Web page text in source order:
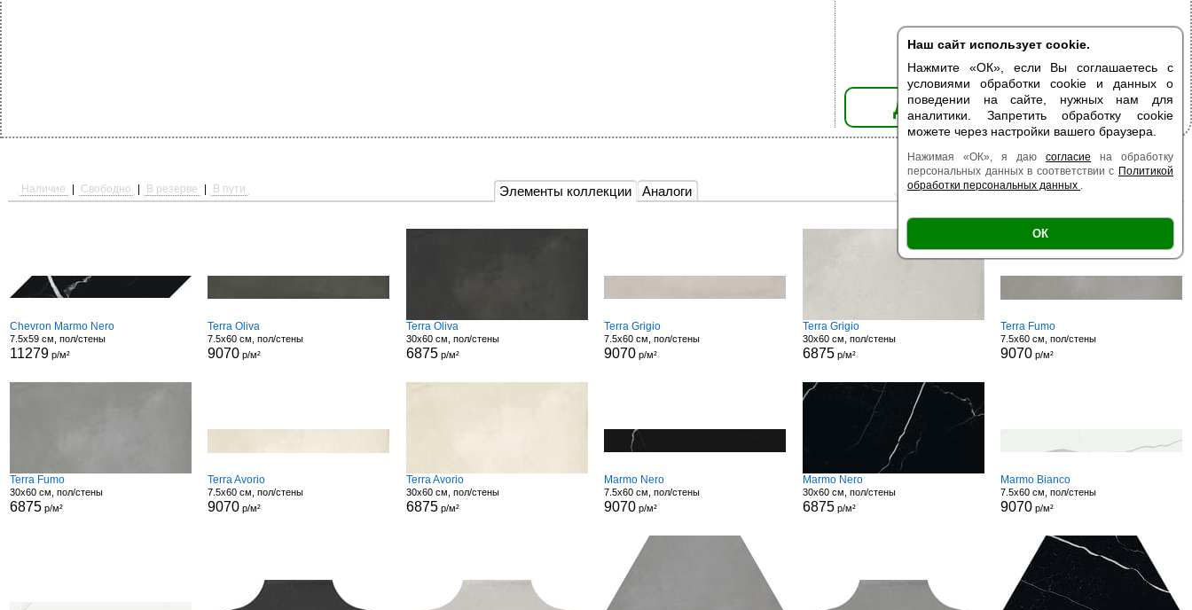
Наш сайт использует cookie.
Нажмите «ОК», если Вы соглашаетесь с
условиями обработки cookie и данных о
поведении на сайте, нужных нам для
аналитики. Запретить обработку cookie
можете через настройки вашего браузера.
Нажимая «ОК», я даю согласие на обработку
персональных данных в соответствии с Политикой
обработки персональных данных .
ОК
ДОБАВИТЬ В КОРЗИНУ
Элементы коллекции Аналоги
Наличие Свободно В резерве В пути Есть образец | Поверхность |
Chevron Marmo Nero
7.5x59 см, пол/стены
11279р/м²
Terra Oliva
7.5x60 см, пол/стены
9070 р/м²
Terra Oliva
30x60 см, пол/стены
6875р/м²
Terra Grigio
7.5x60 см, пол/стены
9070 р/м²
Terra Grigio
30x60 см, пол/стены
6875р/м²
Terra Fumo
7.5x60 см, пол/стены
9070 р/м²
Terra Fumo
30x60 см, пол/стены
6875р/м²
Terra Avorio
7.5x60 см, пол/стены
9070 р/м²
Terra Avorio
30x60 см, пол/стены
6875р/м²
Marmo Nero
7.5x60 см, пол/стены
9070 р/м²
Marmo Nero
30x60 см, пол/стены
6875р/м²
Marmo Bianco
7.5x60 см, пол/стены
9070 р/м²